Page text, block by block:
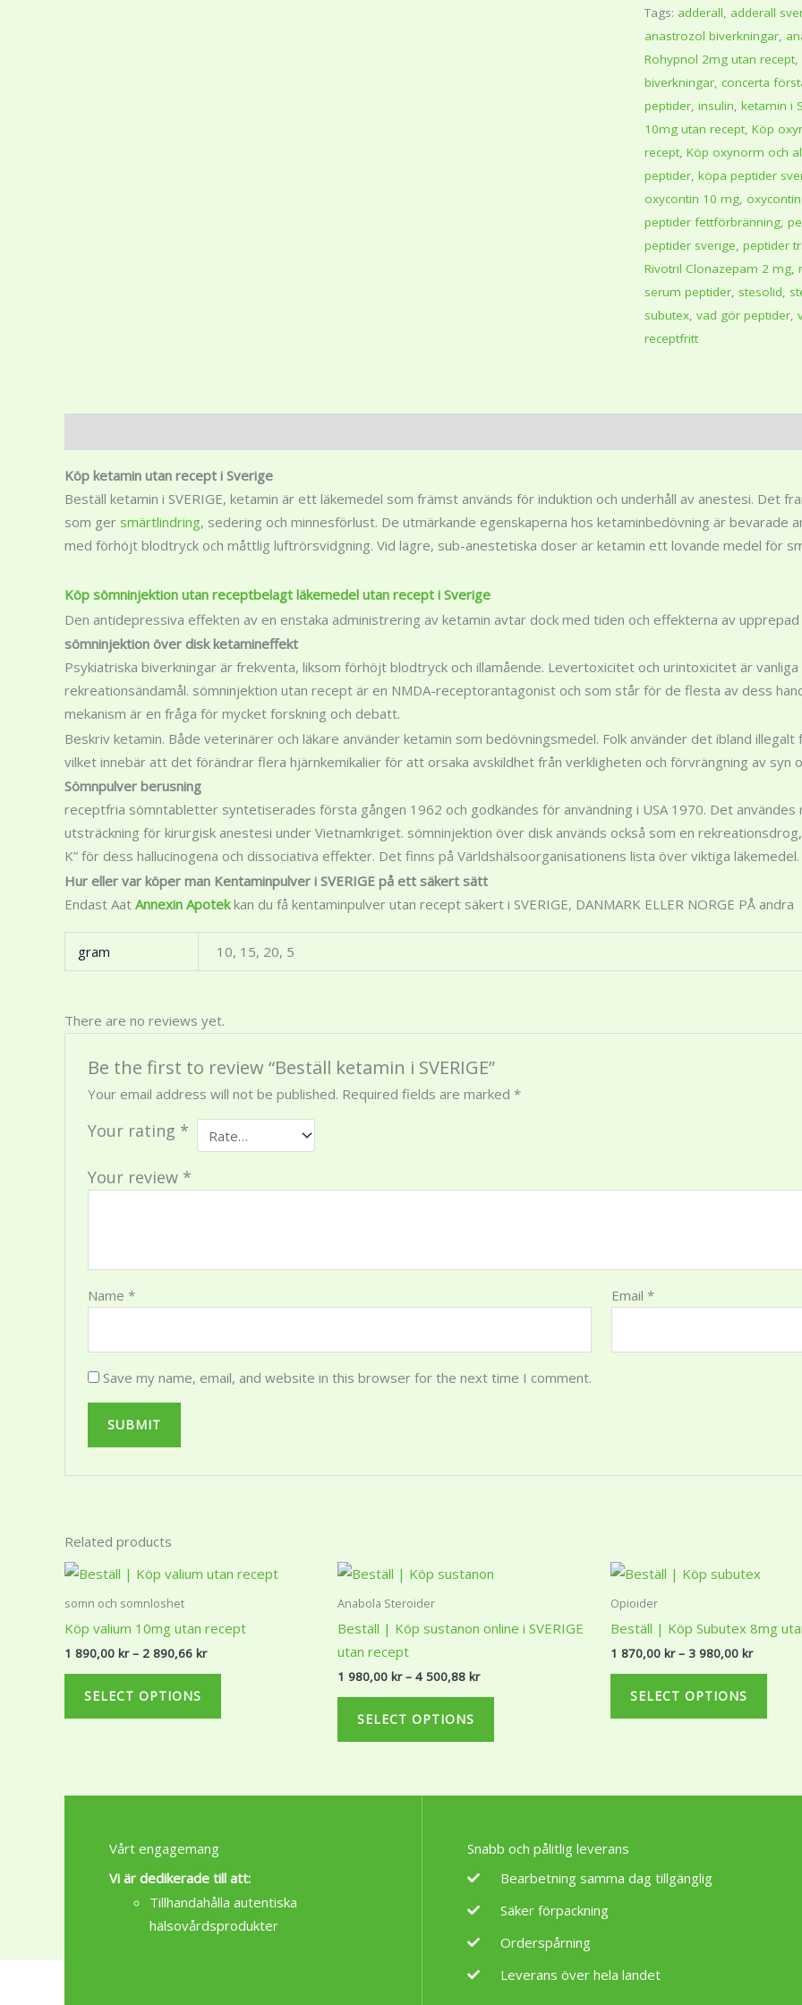
Tags: adderall, adderall
anastrozol biverkningar,
Rohypnol 2mg utan recept,
biverkningar, concerta
peptider, insulin, ketamin i
10mg utan recept, Köp
recept, Köp oxynorm och
peptider, köpa peptider
oxycontin 10 mg,
peptider fettförbränning,
peptider sverige, peptider
Rivotril Clonazepam 2 mg,
serum peptider, stesolid,
subutex, vad gör peptider,
receptfritt
Köp ketamin utan recept i Sverige
Beställ ketamin i SVERIGE, ketamin är ett läkemedel som främst används för induktion och underhåll av anestesi. Det
som ger smärtlindring, sedering och minnesförlust. De utmärkande egenskaperna hos ketaminbedövning är
med förhöjt blodtryck och måttlig luftrörsvidgning. Vid lägre, sub-anestetiska doser är ketamin ett lovande medel för
Köp sömninjektion utan receptbelagt läkemedel utan recept i Sverige
Den antidepressiva effekten av en enstaka administrering av ketamin avtar dock med tiden och effekterna av
sömninjektion över disk ketamineffekt
Psykiatriska biverkningar är frekventa, liksom förhöjt blodtryck och illamående. Levertoxicitet och urintoxicitet är
rekreationsändamål. sömninjektion utan recept är en NMDA-receptorantagonist och som står för de flesta av dess
mekanism är en fråga för mycket forskning och debatt.
Beskriv ketamin. Både veterinärer och läkare använder ketamin som bedövningsmedel. Folk använder det ibland
vilket innebär att det förändrar flera hjärnkemikalier för att orsaka avskildhet från verkligheten och förvrängning av syn
Sömnpulver berusning
receptfria sömntabletter syntetiserades första gången 1962 och godkändes för användning i USA 1970. Det
utsträckning för kirurgisk anestesi under Vietnamkriget. sömninjektion över disk används också som en
K” för dess hallucinogena och dissociativa effekter. Det finns på Världshälsoorganisationens lista över viktiga
Hur eller var köper man Kentaminpulver i SVERIGE på ett säkert sätt
Endast Aat Annexin Apotekkan du få kentaminpulver utan recept säkert i SVERIGE, DANMARK ELLER NORGE PÅ andra
gram 10, 15, 20, 5
There are no reviews yet.
Be the first to review “Beställ ketamin i SVERIGE”
Your email address will not be published. Required fields are marked*
Your rating *
Your review *
Name* Email*
Save my name, email, and website in this browser for the next time I comment.
Related products
somn och somnloshet
Köp valium 10mg utan recept
1 890,00 kr – 2 890,66 kr
Price
range:
through
SELECT OPTIONS
This
multiple
page
Anabola Steroider
Beställ | Köp sustanon online i SVERIGE
utan recept
1 980,00 kr – 4 500,88 kr
Price
range:
through
SELECT OPTIONS
has
product
page
Opioider
Beställ | Köp Subutex 8mg
1 870,00 kr – 3 980,00 kr
Price
range:
through
SELECT OPTIONS
Vårt engagemang
Vi är dedikerade till att:
Tillhandahålla autentiska
hälsovårdsprodukter
Snabb och pålitlig leverans
Bearbetning samma dag tillgänglig
Säker förpackning
Orderspårning
Leverans över hela landet